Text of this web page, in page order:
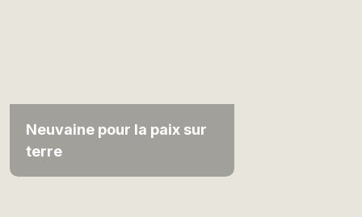
Neuvaine pour la paix sur
terre